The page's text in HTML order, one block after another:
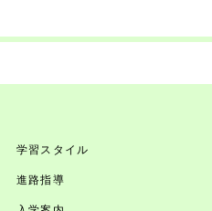
学習スタイル
進路指導